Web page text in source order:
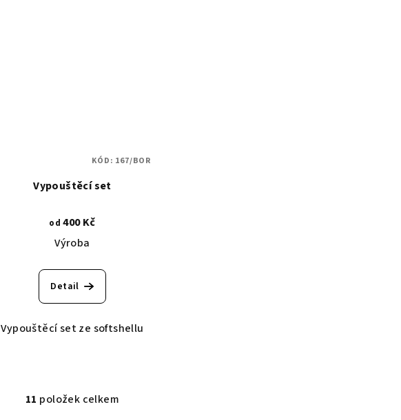
Vypouštěcí set
od 400 Kč
Výroba
Detail
Vypouštěcí set ze softshellu
KÓD: 167/BOR
O
11 položek celkem